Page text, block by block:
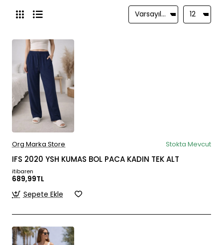
Org Marka Store Stokta Mevcut
IFS 2020 YSH KUMAS BOL PACA KADIN TEK ALT
itibaren
689,99TL
Sepete Ekle